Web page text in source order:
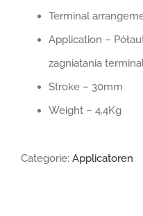
Terminal
Application –
zagniatania
Stroke – 30mm
Weight – 4.4Kg
Categorie: Applicatoren